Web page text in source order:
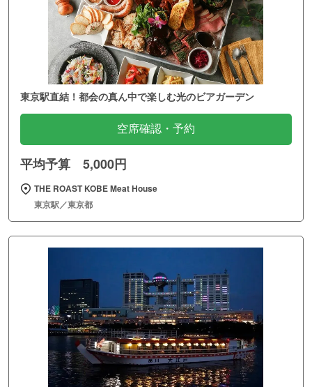
東京駅直結！都会の真ん中で楽しむ光のビアガーデン
空席確認・予約
平均予算 5,000円
THE ROAST KOBE Meat House
東京駅／東京都